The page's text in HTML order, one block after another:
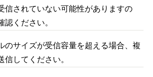
信されていない可能性がありますの
認ください。
のサイズが受信容量を超える場合、複
信してください。